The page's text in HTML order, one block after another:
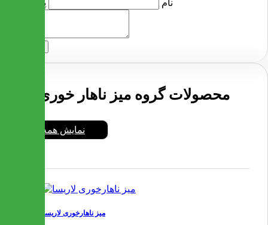
نام پرسش
محصولات گروه میز ناهار خوری
نمایش همه
میز ناهارخوری لاریسا